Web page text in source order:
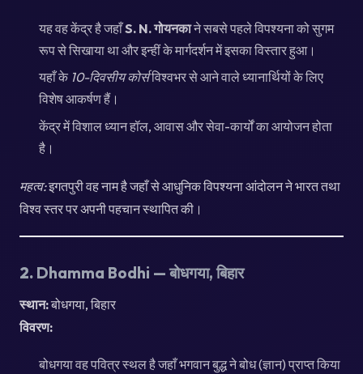
यह वह केंद्र है जहाँS. N. गोयनकाने सबसे पहले विपश्यना को सुगम
रूप से सिखाया था और इन्हीं के मार्गदर्शन में इसका विस्तार हुआ।
यहाँ के 10-दिवसीय कोर्सविश्वभर से आने वाले ध्यानार्थियों के लिए
विशेष आकर्षण हैं।
केंद्र में विशाल ध्यान हॉल, आवास और सेवा-कार्यों का आयोजन होता
है।
महत्व:इगतपुरी वह नाम है जहाँ से आधुनिक विपश्यना आंदोलन ने भारत तथा
विश्व स्तर पर अपनी पहचान स्थापित की।
2. Dhamma Bodhi — बोधगया, बिहार
स्थान:बोधगया, बिहार
विवरण:
बोधगया वह पवित्र स्थल है जहाँ भगवान बुद्ध ने बोध (ज्ञान) प्राप्त किया